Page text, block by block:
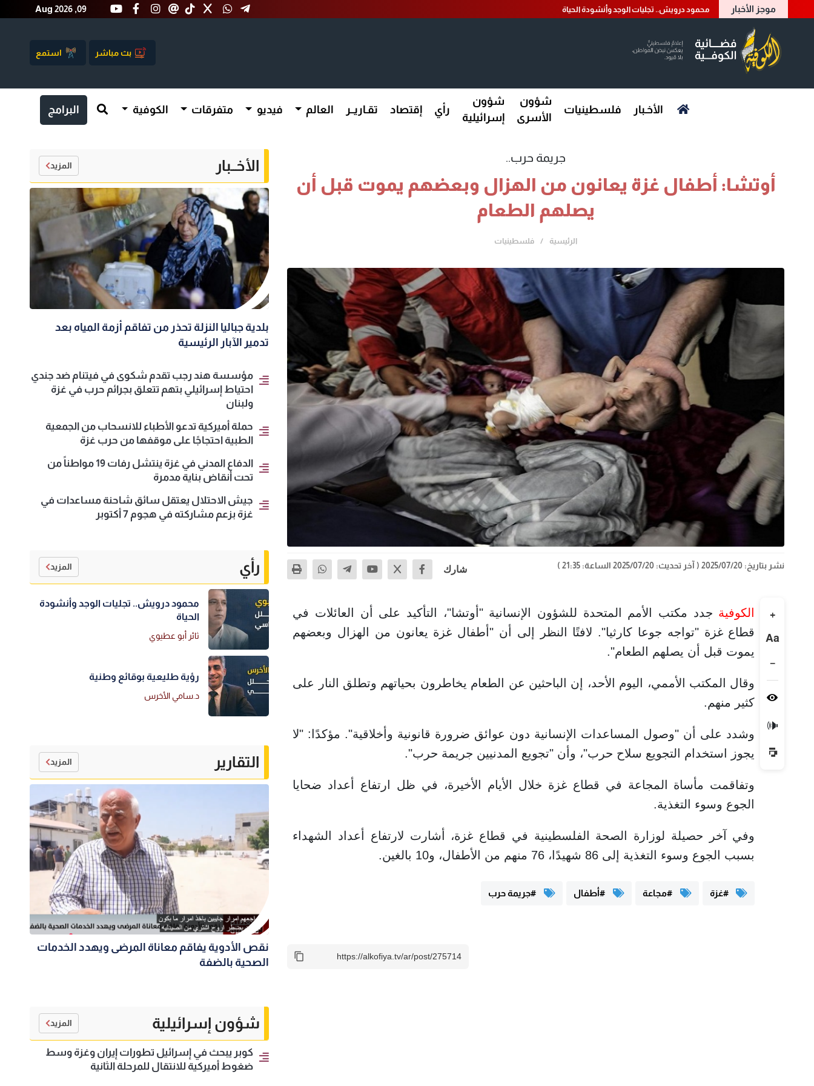
موجز الأخبار محمود درويش.. تجليات الوجد وأنشودة الحياة Aug 2026 ,09
بث مباشر استمع
الأخـبار فلسطينيات
شؤون
الأسرى
شؤون
إسرائيلية
رأي إقتصاد تقـاريــر العالم فيديو متفرقات الكوفية البرامج
جريمة حرب..
أوتشا: أطفال غزة يعانون من الهزال وبعضهم يموت قبل أن
يصلهم الطعام
الرئيسية فلسطينيات
نشر بتاريخ: 2025/07/20 ( آخر تحديث: 2025/07/20 الساعة: 21:35 ) شارك
+
Aa
−
🔊
الكوفية جدد مكتب الأمم المتحدة للشؤون الإنسانية "أوتشا"، التأكيد على أن العائلات في
قطاع غزة "تواجه جوعا كارثيا". لافتًا النظر إلى أن "أطفال غزة يعانون من الهزال وبعضهم
يموت قبل أن يصلهم الطعام".
وقال المكتب الأممي، اليوم الأحد، إن الباحثين عن الطعام يخاطرون بحياتهم وتطلق النار على
كثير منهم.
وشدد على أن "وصول المساعدات الإنسانية دون عوائق ضرورة قانونية وأخلاقية". مؤكدًا: "لا
يجوز استخدام التجويع سلاح حرب"، وأن "تجويع المدنيين جريمة حرب".
وتفاقمت مأساة المجاعة في قطاع غزة خلال الأيام الأخيرة، في ظل ارتفاع أعداد ضحايا
الجوع وسوء التغذية.
وفي آخر حصيلة لوزارة الصحة الفلسطينية في قطاع غزة، أشارت لارتفاع أعداد الشهداء
بسبب الجوع وسوء التغذية إلى 86 شهيدًا، 76 منهم من الأطفال، و10 بالغين.
#غزة #مجاعة #أطفال #جريمة حرب
الأخــبار المزيد
بلدية جباليا النزلة تحذر من تفاقم أزمة المياه بعد
تدمير الآبار الرئيسية
مؤسسة هند رجب تقدم شكوى في فيتنام ضد جندي
احتياط إسرائيلي بتهم تتعلق بجرائم حرب في غزة
ولبنان
حملة أميركية تدعو الأطباء للانسحاب من الجمعية
الطبية احتجاجًا على موقفها من حرب غزة
الدفاع المدني في غزة ينتشل رفات 19 مواطناً من
تحت أنقاض بناية مدمرة
جيش الاحتلال يعتقل سائق شاحنة مساعدات في
غزة بزعم مشاركته في هجوم 7 أكتوبر
رأي المزيد
محمود درويش.. تجليات الوجد وأنشودة
الحياة
ثائر أبو عطيوي
رؤية طليعية بوقائع وطنية
د.سامي الأخرس
التقارير المزيد
نقص الأدوية يفاقم معاناة المرضى ويهدد الخدمات
الصحية بالضفة
شؤون إسرائيلية المزيد
كوبر يبحث في إسرائيل تطورات إيران وغزة وسط
ضغوط أميركية للانتقال للمرحلة الثانية